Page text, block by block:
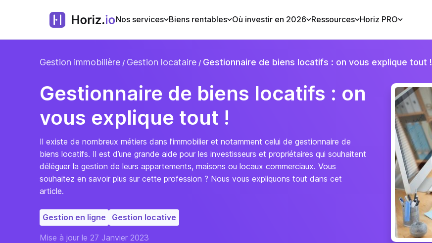
Nos services Biens rentables Où investir en 2026 Ressources Horiz PRO
Gestion immobilière Gestion locataire Gestionnaire de biens locatifs : on vous explique tout !
Gestionnaire de biens locatifs : on
vous explique tout !
Il existe de nombreux métiers dans l’immobilier et notamment celui de gestionnaire de
biens locatifs. Il est d’une grande aide pour les investisseurs et propriétaires qui souhaitent
déléguer la gestion de leurs appartements, maisons ou locaux commerciaux. Vous
souhaitez en savoir plus sur cette profession ? Nous vous expliquons tout dans cet
article.
Gestion en ligne Gestion locative
Mise à jour le 27 Janvier 2023